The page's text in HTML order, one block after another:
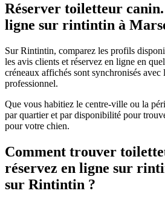
Réserver toiletteur canin.
ligne sur rintintin à
Sur Rintintin, comparez les profils
les avis clients et réservez en ligne en
créneaux affichés sont synchronisés avec
professionnel.
Que vous habitiez le centre-ville ou la
par quartier et par disponibilité pour
pour votre chien.
Comment trouver
réservez en ligne sur
sur Rintintin ?